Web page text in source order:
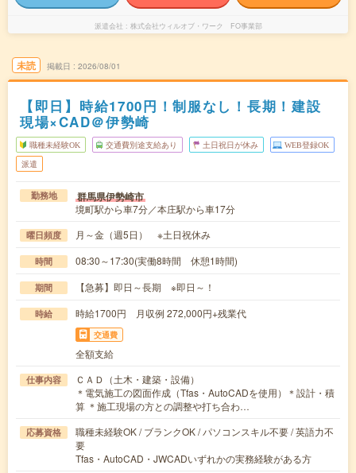
派遣会社 株式会社ウィルオブ・ワーク FO事業部
未読 掲載日 2026/08/01
【即日】時給1700円！制服なし！長期！建設
現場×CAD＠伊勢崎
職種未経験OK 交通費別途支給あり 土日祝日が休み WEB登録OK
派遣
勤務地 群馬県伊勢崎市
境町駅から車7分／本庄駅から車17分
曜日頻度 月～金（週5日） ※土日祝休み
時間 08:30～17:30(実働8時間 休憩1時間)
期間 【急募】即日～長期 ※即日～！
時給 時給1700円 月収例 272,000円+残業代
交通費
全額支給
仕事内容
ＣＡＤ（土木・建築・設備）
＊電気施工の図面作成（Tfas・AutoCADを使用）＊設計・積
算 ＊施工現場の方との調整や打ち合わ…
応募資格
職種未経験OK / ブランクOK / パソコンスキル不要 / 英語力不
要
Tfas・AutoCAD・JWCADいずれかの実務経験がある方